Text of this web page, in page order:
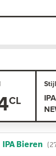
Stijl
IPA Bieren